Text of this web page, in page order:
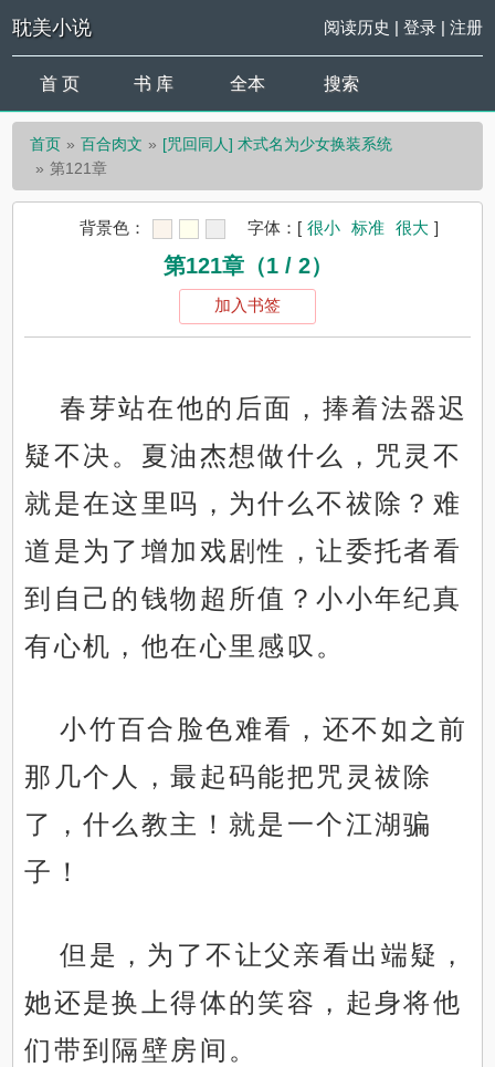
耽美小说 阅读历史 | 登录| 注册
首 页 书 库 全本 搜索
首页 百合肉文
[咒回同人] 术式名为少女换装系统
第121章
背景色： 字体： [ 很小 标准 很大 ]
第121章（1 / 2）
加入书签
春芽站在他的后面，捧着法器迟
疑不决。夏油杰想做什么，咒灵不
就是在这里吗，为什么不祓除？难
道是为了增加戏剧性，让委托者看
到自己的钱物超所值？小小年纪真
有心机，他在心里感叹。
小竹百合脸色难看，还不如之前
那几个人，最起码能把咒灵祓除
了，什么教主！就是一个江湖骗
子！
但是，为了不让父亲看出端疑，
她还是换上得体的笑容，起身将他
们带到隔壁房间。